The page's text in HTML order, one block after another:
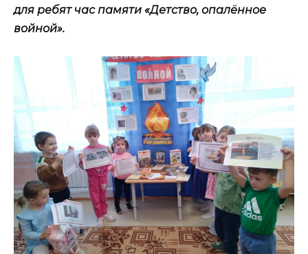
для ребят час памяти «Детство, опалённое
войной».